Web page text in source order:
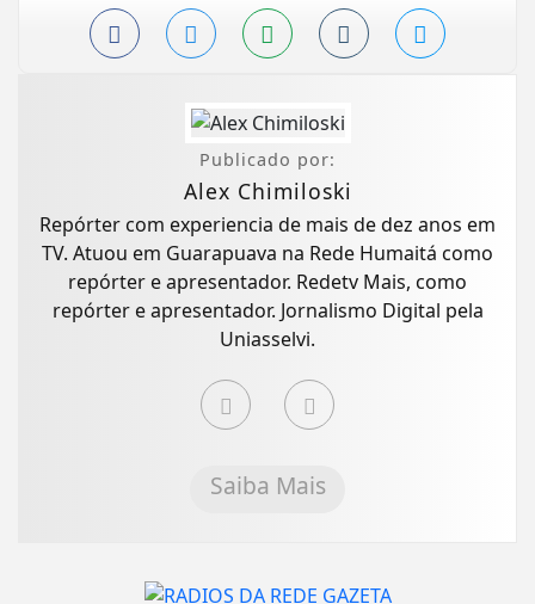
Publicado por:
Alex Chimiloski
Repórter com experiencia de mais de dez anos em
TV. Atuou em Guarapuava na Rede Humaitá como
repórter e apresentador. Redetv Mais, como
repórter e apresentador. Jornalismo Digital pela
Uniasselvi.
Saiba Mais